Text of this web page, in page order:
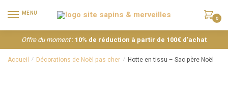
MENU
0
Offre du moment: 10% de réduction à partir de 100€ d’achat
Accueil / Décorations de Noël pas cher / Hotte en tissu – Sac père Noël